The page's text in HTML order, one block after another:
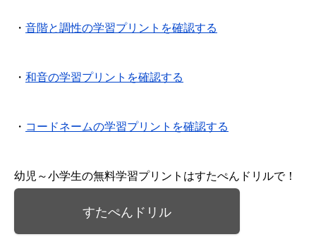
・ 音階と調性の学習プリントを確認する
・ 和音の学習プリントを確認する
・ コードネームの学習プリントを確認する
幼児～小学生の無料学習プリントはすたぺんドリルで！
すたぺんドリル